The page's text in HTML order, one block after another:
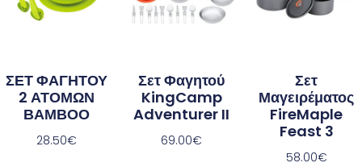
ΣΕΤ ΦΑΓΗΤΟΥ
2 ΑΤΟΜΩΝ
ΒΑΜΒΟΟ
28.50€
Σετ Φαγητού
KingCamp
Adventurer II
69.00€
Σετ
Μαγειρέματος
FireMaple
Feast 3
58.00€